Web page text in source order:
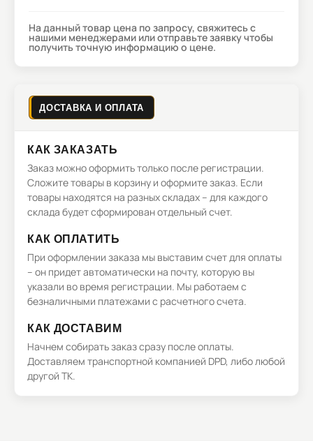
На данный товар цена по запросу, свяжитесь с
нашими менеджерами или отправьте заявку чтобы
получить точную информацию о цене.
ДОСТАВКА И ОПЛАТА
КАК ЗАКАЗАТЬ
Заказ можно оформить только после регистрации.
Сложите товары в корзину и оформите заказ. Если
товары находятся на разных складах – для каждого
склада будет сформирован отдельный счет.
КАК ОПЛАТИТЬ
При оформлении заказа мы выставим счет для оплаты
– он придет автоматически на почту, которую вы
указали во время регистрации. Мы работаем с
безналичными платежами с расчетного счета.
КАК ДОСТАВИМ
Начнем собирать заказ сразу после оплаты.
Доставляем транспортной компанией DPD, либо любой
другой ТК.